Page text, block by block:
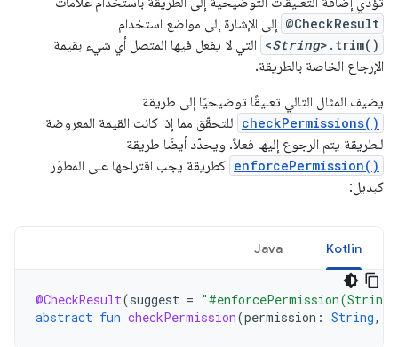
@CheckResult إلى الإشارة إلى مواضع استخدام
<String>.trim()
التي لا يفعل فيها المتصل أي شيء بقيمة
الإرجاع الخاصة بالطريقة.
يضيف المثال التالي تعليقًا توضيحيًا إلى طريقة
checkPermissions() للتحقّق مما إذا كانت القيمة المعروضة
للطريقة يتم الرجوع إليها فعلاً. ويحدّد أيضًا طريقة
enforcePermission() كطريقة يجب اقتراحها على المطوّر
كبديل:
Kotlin
Java
@CheckResult(suggest =
abstract fun checkPermission(permission : String,